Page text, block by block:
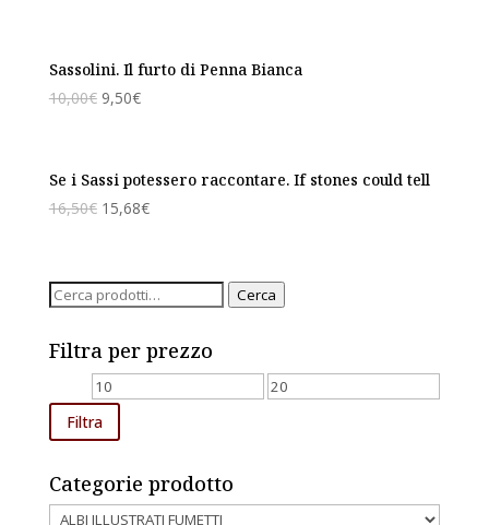
Sassolini. Il furto di Penna Bianca
10,00€ 9,50€
Se i Sassi potessero raccontare. If stones could tell
16,50€ 15,68€
Cerca: Cerca
Filtra per prezzo
Prezzo
Min
Prezzo
Filtra
Categorie prodotto